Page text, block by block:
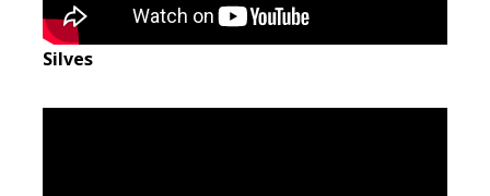
Silves